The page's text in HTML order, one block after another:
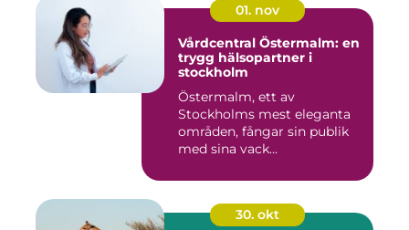
01. nov
Vårdcentral Östermalm: en
trygg hälsopartner i
stockholm
Östermalm, ett av
Stockholms mest eleganta
områden, fångar sin publik
med sina vack...
30. okt